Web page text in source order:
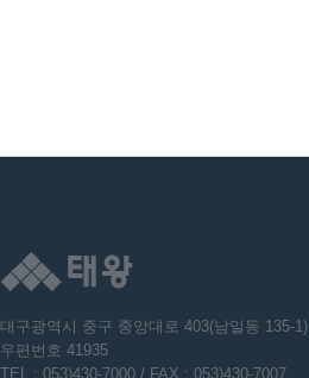
대구광역시 중구 중앙대로 403(남일동 135-1)
우편번호 41935
TEL : 053)430-7000 / FAX : 053)430-7007